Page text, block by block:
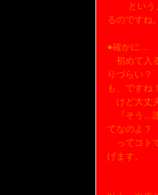
という、
るのですね。
●確かに…
初めて入
りづらい
も、ですね！
けど大丈
『そう…
てなのよ？
ってコト
げます。